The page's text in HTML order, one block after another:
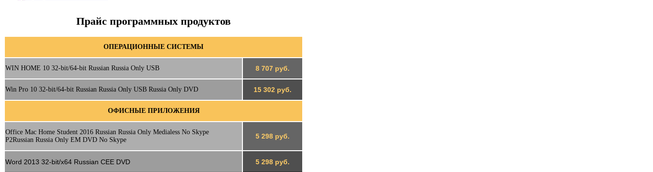
Прайс программных продуктов
ОПЕРАЦИОННЫЕ СИСТЕМЫ
WIN HOME 10 32-bit/64-bit Russian Russia Only USB 8 707 руб.
Win Pro 10 32-bit/64-bit Russian Russia Only USB Russia Only DVD 15 302 руб.
ОФИСНЫЕ ПРИЛОЖЕНИЯ
Office Mac Home Student 2016 Russian Russia Only Medialess No Skype
P2Russian Russia Only EM DVD No Skype 5 298 руб.
Word 2013 32-bit/x64 Russian CEE DVD 5 298 руб.